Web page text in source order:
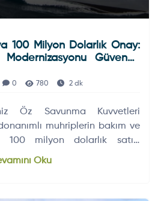
100 Milyon Dolarlık Onay:
Güvence
0 780 2 dk
Öz Savunma Kuvvetleri
muhriplerin bakım ve
100 milyon dolarlık satışı
hava ve füze savunma
Oku